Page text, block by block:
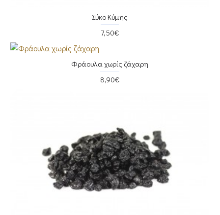
Σύκο Κύμης
7,50€
Φράουλα χωρίς ζάχαρη
8,90€